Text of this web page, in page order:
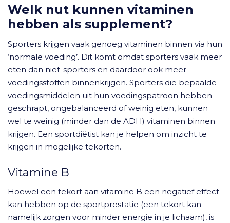
Welk nut kunnen vitaminen
hebben als supplement?
Sporters krijgen vaak genoeg vitaminen binnen via hun
‘normale voeding’. Dit komt omdat sporters vaak meer
eten dan niet-sporters en daardoor ook meer
voedingsstoffen binnenkrijgen. Sporters die bepaalde
voedingsmiddelen uit hun voedingspatroon hebben
geschrapt, ongebalanceerd of weinig eten, kunnen
wel te weinig (minder dan de ADH) vitaminen binnen
krijgen. Een sportdiëtist kan je helpen om inzicht te
krijgen in mogelijke tekorten.
Vitamine B
Hoewel een tekort aan vitamine B een negatief effect
kan hebben op de sportprestatie (een tekort kan
namelijk zorgen voor minder energie in je lichaam), is